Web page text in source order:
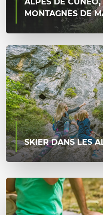
MONTAGNES DE
SKIER DANS LES